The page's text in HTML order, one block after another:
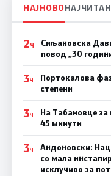
НАЈНОВО
2Ч
Сиљановска
повод „30
3Ч
Портокалова
степени
3Ч
На Табановце за
45 минути
3Ч
Андоновски:
со мала
исклучиво за